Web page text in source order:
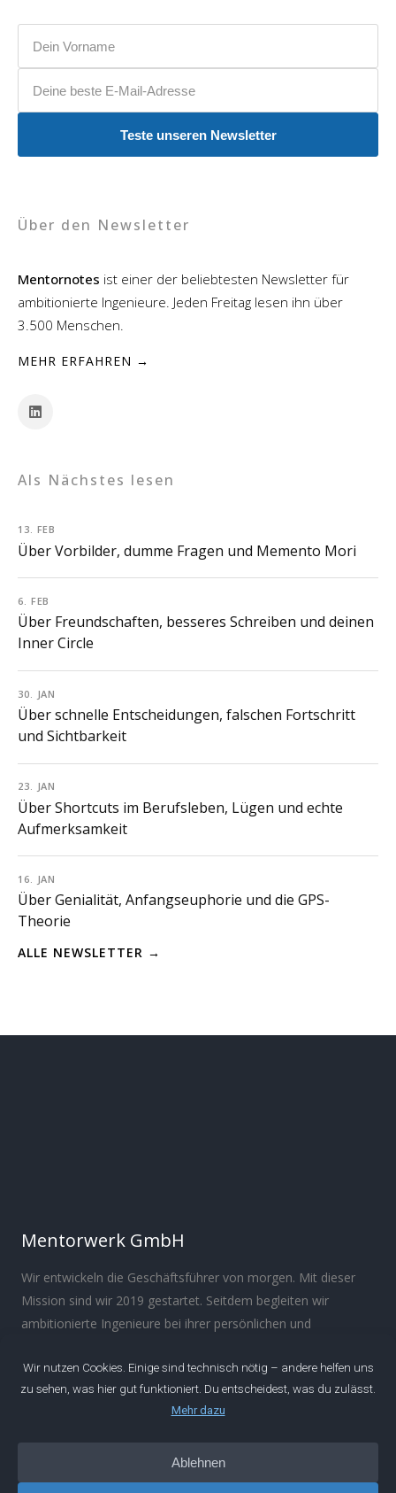
Teste unseren Newsletter
Über den Newsletter
Mentornotes ist einer der beliebtesten Newsletter für
ambitionierte Ingenieure. Jeden Freitag lesen ihn über
3.500 Menschen.
MEHR ERFAHREN →
Als Nächstes lesen
13. FEB
Über Vorbilder, dumme Fragen und Memento Mori
6. FEB
Über Freundschaften, besseres Schreiben und deinen
Inner Circle
30. JAN
Über schnelle Entscheidungen, falschen Fortschritt
und Sichtbarkeit
23. JAN
Über Shortcuts im Berufsleben, Lügen und echte
Aufmerksamkeit
16. JAN
Über Genialität, Anfangseuphorie und die GPS-
Theorie
ALLE NEWSLETTER →
Mentorwerk GmbH
Wir entwickeln die Geschäftsführer von morgen. Mit dieser
Mission sind wir 2019 gestartet. Seitdem begleiten wir
ambitionierte Ingenieure bei ihrer persönlichen und
Manifest Impressum Datenschutz
IDEEN